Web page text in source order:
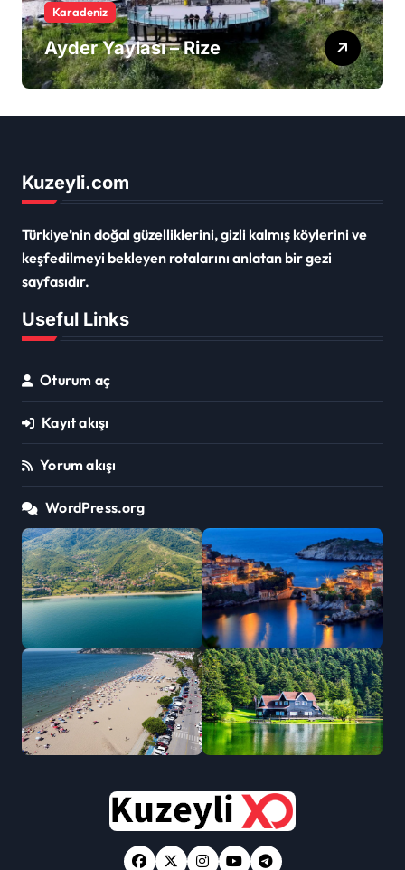
Karadeniz
Ayder Yaylası – Rize
Kuzeyli.com
Türkiye’nin doğal güzelliklerini, gizli kalmış köylerini ve
keşfedilmeyi bekleyen rotalarını anlatan bir gezi
sayfasıdır.
Useful Links
Oturum aç
Kayıt akışı
Yorum akışı
WordPress.org